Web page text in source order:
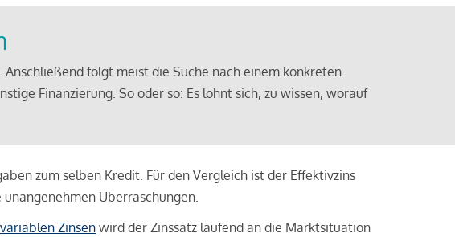
folgt meist die Suche nach einem konkreten
Finanzierung. So oder so: Es lohnt sich, zu wissen, worauf
zum selben Kredit. Für den Vergleich ist der Effektivzins
Überraschungen.
variablen Zinsen wird der Zinssatz laufend an die Marktsituation